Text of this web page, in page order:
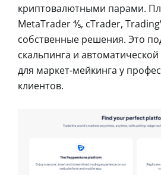
криптовалютными парами.
MetaTrader ⅘, cTrader,
собственные решения. Это
скальпинга и автоматической
для маркет-мейкинга у
клиентов.